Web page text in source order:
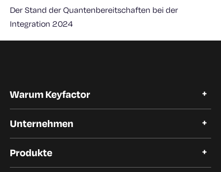
Der Stand der Quantenbereitschaften bei der
Integration 2024
Warum Keyfactor
Kundengeschichten
Unternehmen
Karriere
Produkte